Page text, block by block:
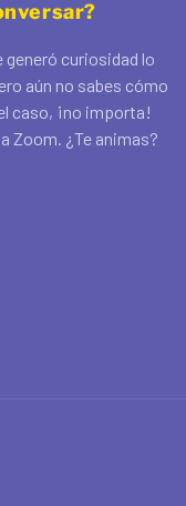
generó curiosidad lo
aún no sabes cómo
caso, ¡no importa!
Zoom. ¿Te animas?